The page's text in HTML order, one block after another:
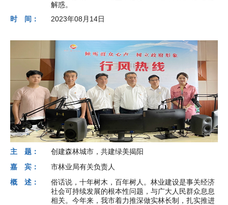
解惑。
时 间：
2023年08月14日
主 题：
创建森林城市，共建绿美揭阳
嘉 宾：
市林业局有关负责人
概 述：
俗话说，十年树木，百年树人。林业建设是事关经济
社会可持续发展的根本性问题，与广大人民群众息息
相关。今年来，我市着力推深做实林长制，扎实推进